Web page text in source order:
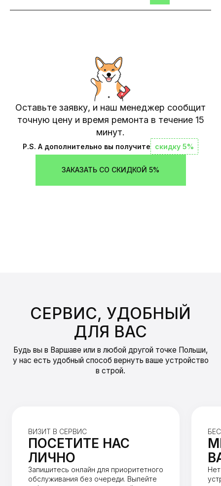
Оставьте заявку, и наш менеджер сообщит
точную цену и время ремонта в течение 15
минут.
P.S. А дополнительно вы получите скидку 5%
ЗАКАЗАТЬ СО СКИДКОЙ 5%
СЕРВИС, УДОБНЫЙ
ДЛЯ ВАС
Будь вы в Варшаве или в любой другой точке Польши,
у нас есть удобный способ вернуть ваше устройство
в строй.
ВИЗИТ В СЕРВИС
ПОСЕТИТЕ НАС
ЛИЧНО
Запишитесь онлайн для приоритетного
обслуживания без очереди. Выпейте